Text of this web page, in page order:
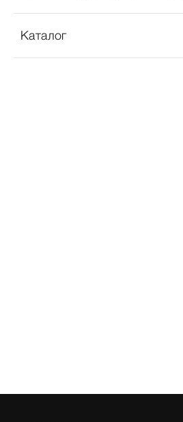
Каталог